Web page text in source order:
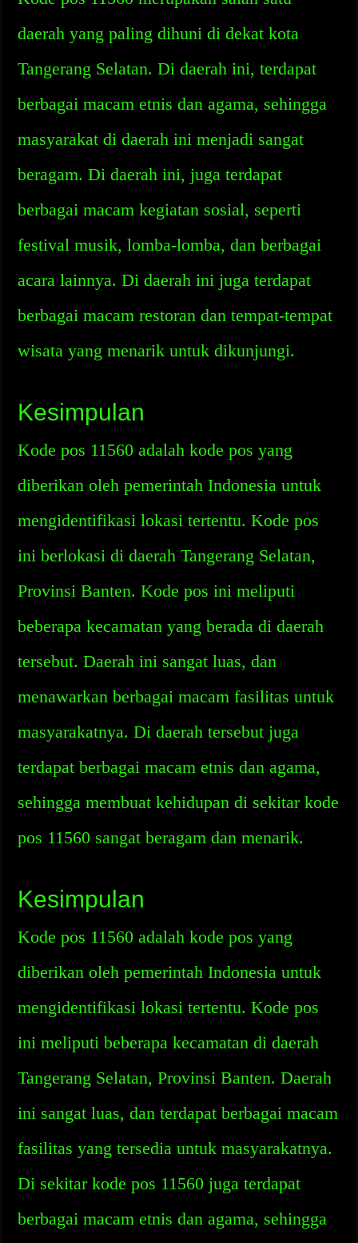
daerah yang paling dihuni di dekat kota
Tangerang Selatan. Di daerah ini, terdapat
berbagai macam etnis dan agama, sehingga
masyarakat di daerah ini menjadi sangat
beragam. Di daerah ini, juga terdapat
berbagai macam kegiatan sosial, seperti
festival musik, lomba-lomba, dan berbagai
acara lainnya. Di daerah ini juga terdapat
berbagai macam restoran dan tempat-tempat
wisata yang menarik untuk dikunjungi.
Kesimpulan
Kode pos 11560 adalah kode pos yang
diberikan oleh pemerintah Indonesia untuk
mengidentifikasi lokasi tertentu. Kode pos
ini berlokasi di daerah Tangerang Selatan,
Provinsi Banten. Kode pos ini meliputi
beberapa kecamatan yang berada di daerah
tersebut. Daerah ini sangat luas, dan
menawarkan berbagai macam fasilitas untuk
masyarakatnya. Di daerah tersebut juga
terdapat berbagai macam etnis dan agama,
sehingga membuat kehidupan di sekitar kode
pos 11560 sangat beragam dan menarik.
Kesimpulan
Kode pos 11560 adalah kode pos yang
diberikan oleh pemerintah Indonesia untuk
mengidentifikasi lokasi tertentu. Kode pos
ini meliputi beberapa kecamatan di daerah
Tangerang Selatan, Provinsi Banten. Daerah
ini sangat luas, dan terdapat berbagai macam
fasilitas yang tersedia untuk masyarakatnya.
Di sekitar kode pos 11560 juga terdapat
berbagai macam etnis dan agama, sehingga